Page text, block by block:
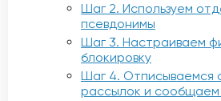
Шаг 2. Используем
псевдонимы
Шаг 3. Настраиваем
блокировку
Шаг 4. Отписываемся
рассылок и